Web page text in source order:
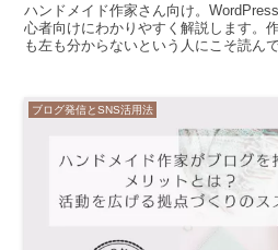
ハンドメイド作家さん向け。
心者向けにわかりやすく解説します。
も左も分からないという人にこそ読ん
ブログ発信とSNS活用法